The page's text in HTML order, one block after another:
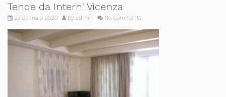
Tende da Interni Vicenza
23 Gennaio 2020 By admin No Comments